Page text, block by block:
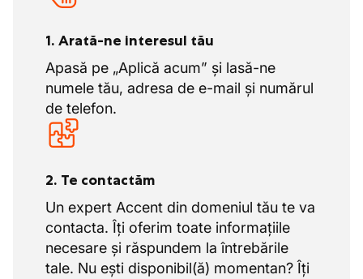
1. Arată-ne interesul tău
Apasă pe „Aplică acum” și lasă-ne
numele tău, adresa de e-mail și numărul
de telefon.
2. Te contactăm
Un expert Accent din domeniul tău te va
contacta. Îți oferim toate informațiile
necesare și răspundem la întrebările
tale. Nu ești disponibil(ă) momentan? Îți